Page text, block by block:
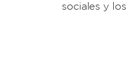
sociales y los